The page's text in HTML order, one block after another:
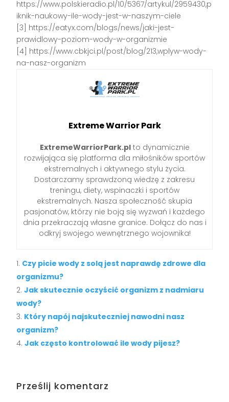
https://www.polskieradio.pl/10/5367/artykul/2959430,p
iknik-naukowy-ile-wody-jest-w-naszym-ciele
[3] https://eatyx.com/blogs/news/jaki-jest-
prawidlowy-poziom-wody-w-organizmie
[4] https://www.cbkjci.pl/post/blog/213,wplyw-wody-
na-nasz-organizm
Extreme Warrior Park
ExtremeWarriorPark.plto dynamicznie
rozwijająca się platforma dla miłośników sportów
ekstremalnych i aktywnego stylu życia.
Dostarczamy sprawdzoną wiedzę z zakresu
treningu, diety, wspinaczki i sportów
ekstremalnych. Nasza społeczność skupia
pasjonatów, którzy nie boją się wyzwań i każdego
dnia przekraczają własne granice. Dołącz do nas i
odkryj swojego wewnętrznego wojownika!
Czy picie wody z solą jest naprawdę zdrowe dla
organizmu?
Jak skutecznie oczyścić organizm z nadmiaru
wody?
Który napój najskuteczniej nawodni nasz
organizm?
Jak często kontrolować ile wody pijesz?
Prześlij komentarz